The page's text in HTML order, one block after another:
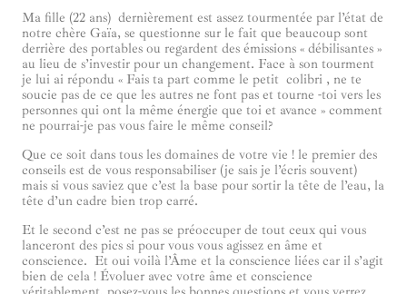
Ma fille (22 ans) dernièrement est assez tourmentée par l’état de
notre chère Gaïa, se questionne sur le fait que beaucoup sont
derrière des portables ou regardent des émissions « débilisantes »
au lieu de s’investir pour un changement. Face à son tourment
je lui ai répondu « Fais ta part comme le petit colibri , ne te
soucie pas de ce que les autres ne font pas et tourne -toi vers les
personnes qui ont la même énergie que toi et avance » comment
ne pourrai-je pas vous faire le même conseil?
Que ce soit dans tous les domaines de votre vie ! le premier des
conseils est de vous responsabiliser (je sais je l’écris souvent)
mais si vous saviez que c’est la base pour sortir la tête de l’eau, la
tête d’un cadre bien trop carré.
Et le second c’est ne pas se préoccuper de tout ceux qui vous
lanceront des pics si pour vous vous agissez en âme et
conscience. Et oui voilà l’Âme et la conscience liées car il s’agit
bien de cela ! Évoluer avec votre âme et conscience